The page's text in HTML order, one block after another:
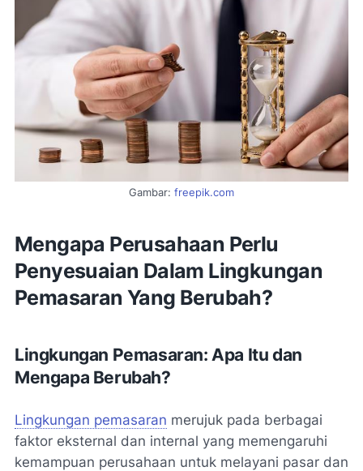
Gambar: freepik.com
Mengapa Perusahaan Perlu
Penyesuaian Dalam Lingkungan
Pemasaran Yang Berubah?
Lingkungan Pemasaran: Apa Itu dan
Mengapa Berubah?
Lingkungan pemasaran merujuk pada berbagai
faktor eksternal dan internal yang memengaruhi
kemampuan perusahaan untuk melayani pasar dan